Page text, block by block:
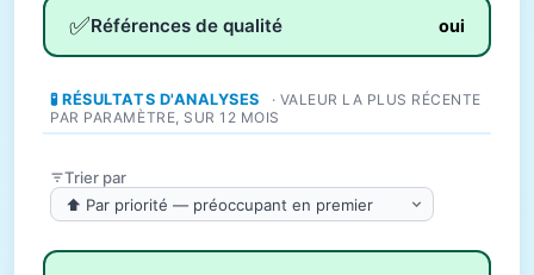
✅Références de qualité oui
🧪 RÉSULTATS D'ANALYSES
· VALEUR LA PLUS RÉCENTE
PAR PARAMÈTRE, SUR 12 MOIS
Trier par